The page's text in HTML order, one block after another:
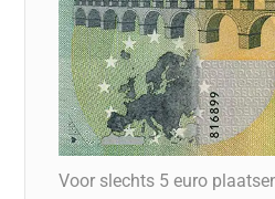
Voor slechts 5 euro